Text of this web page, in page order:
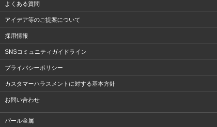
よくある質問
アイデア等のご提案について
採用情報
SNSコミュニティガイドライン
プライバシーポリシー
カスタマーハラスメントに対する基本方針
お問い合わせ
パール金属